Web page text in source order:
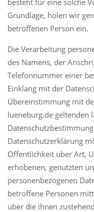
Galerie
Anfahrt
Impressum
Datenschutz
Kontakt ★ Contact ★
Telefon: +49 (0)4131 400 50 99
Mobil: +49 (0)179 597 69 55
Grundlage, holen wir
betroffenen Person ein.
Die Verarbeitung
des Namens, der
Telefonnummer einer
Einklang mit der
Übereinstimmung mit
lueneburg.de geltenden
Datenschutzerklärung
Öffentlichkeit über Art,
erhobenen, genutzten
personenbezogenen
betroffene Personen
über die ihnen